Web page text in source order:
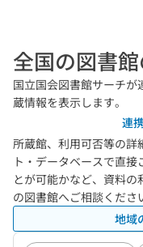
全国の図書
国立国会図書館サーチ
蔵情報を表示します。
連
所蔵館、利用可否等の詳
ト・データベースで直
とが可能かなど、資料の
の図書館へご相談くださ
地域